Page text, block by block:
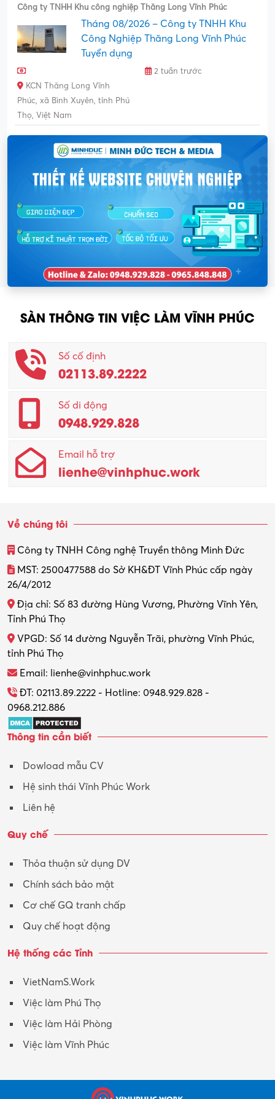
Công ty TNHH Khu công nghiệp Thăng Long Vĩnh Phúc
Tháng 08/2026 – Công ty TNHH Khu
Công Nghiệp Thăng Long Vĩnh Phúc
Tuyển dụng
2 tuần trước
KCN Thăng Long Vĩnh
Phúc, xã Bình Xuyên, tỉnh Phú
Thọ, Việt Nam
SÀN THÔNG TIN VIỆC LÀM VĨNH PHÚC
Số cố định
02113.89.2222
Số di động
0948.929.828
Email hỗ trợ
lienhe@vinhphuc.work
Về chúng tôi
Công ty TNHH Công nghệ Truyền thông Minh Đức
MST: 2500477588 do Sở KH&ĐT Vĩnh Phúc cấp ngày
26/4/2012
Địa chỉ: Số 83 đường Hùng Vương, Phường Vĩnh Yên,
Tỉnh Phú Thọ
VPGD: Số 14 đường Nguyễn Trãi, phường Vĩnh Phúc,
tỉnh Phú Thọ
Email: lienhe@vinhphuc.work
ĐT: 02113.89.2222 - Hotline: 0948.929.828 -
0968.212.886
Thông tin cần biết
Dowload mẫu CV
Hệ sinh thái Vĩnh Phúc Work
Liên hệ
Quy chế
Thỏa thuận sử dụng DV
Chính sách bảo mật
Cơ chế GQ tranh chấp
Quy chế hoạt động
Hệ thống các Tỉnh
VietNamS.Work
Việc làm Phú Thọ
Việc làm Hải Phòng
Việc làm Vĩnh Phúc